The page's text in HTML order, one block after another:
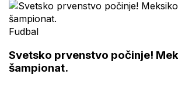
Fudbal
Svetsko prvenstvo počinje!
šampionat.